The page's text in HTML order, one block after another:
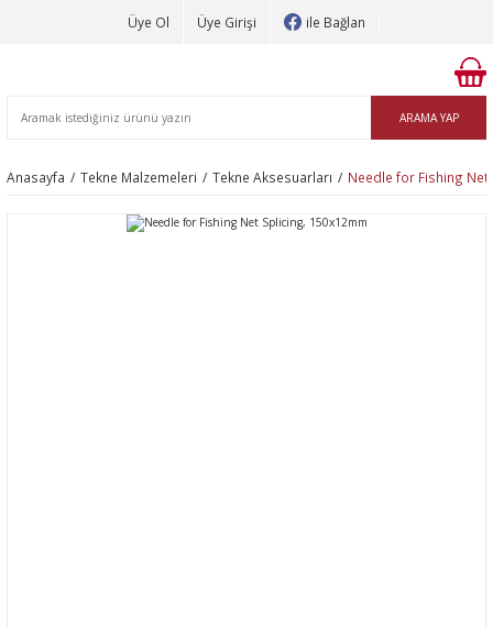
Üye Ol Üye Girişi ile Bağlan
ARAMA YAP
Anasayfa Tekne Malzemeleri Tekne Aksesuarları Needle for Fishing